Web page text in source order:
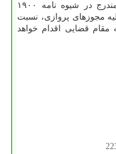
استمرار عدم رعایت مقررات ابلاغی مندرج در شیوه نامه ۱۹۰۰
مجوزهای پروازی، نسبت
قضایی اقدام خواهد